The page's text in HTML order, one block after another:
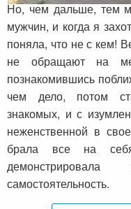
Но, чем дальше, тем
мужчин, и когда я
поняла, что не с кем!
не обращают на
познакомившись
чем дело, потом
знакомых, и с
неженственной в
брала все на
самостоятельность.